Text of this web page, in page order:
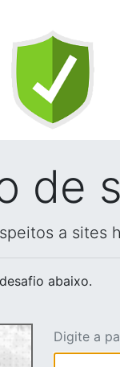
de
a sites
abaixo.
Digite a